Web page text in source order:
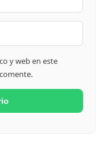
y web en este